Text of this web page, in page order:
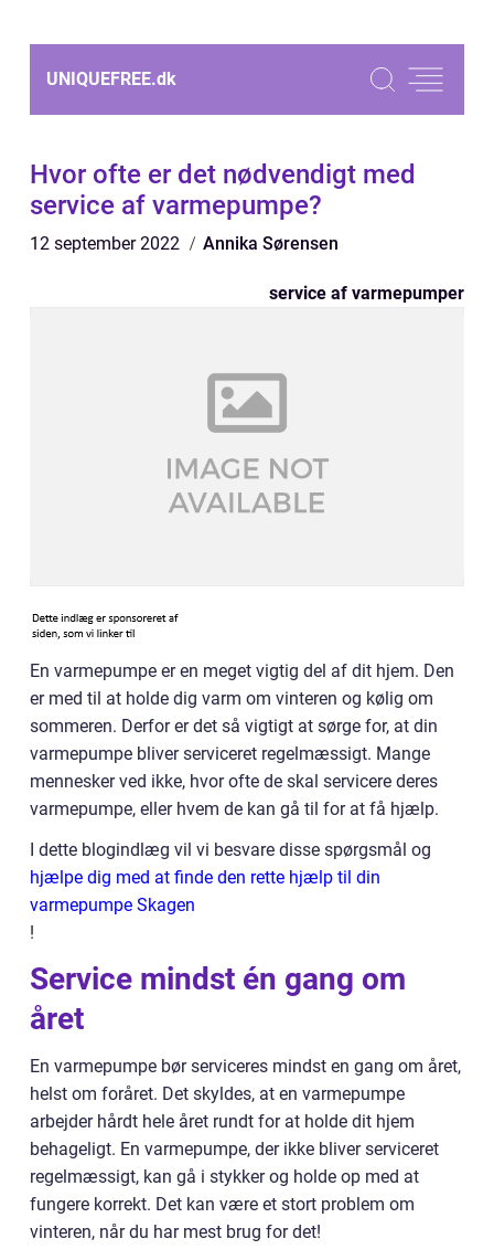
UNIQUEFREE.dk
Hvor ofte er det nødvendigt med
service af varmepumpe?
12 september 2022 Annika Sørensen
service af varmepumper
En varmepumpe er en meget vigtig del af dit hjem. Den
er med til at holde dig varm om vinteren og kølig om
sommeren. Derfor er det så vigtigt at sørge for, at din
varmepumpe bliver serviceret regelmæssigt. Mange
mennesker ved ikke, hvor ofte de skal servicere deres
varmepumpe, eller hvem de kan gå til for at få hjælp.
I dette blogindlæg vil vi besvare disse spørgsmål og
hjælpe dig med at finde den rette hjælp til din
varmepumpe Skagen
!
Service mindst én gang om
året
En varmepumpe bør serviceres mindst en gang om året,
helst om foråret. Det skyldes, at en varmepumpe
arbejder hårdt hele året rundt for at holde dit hjem
behageligt. En varmepumpe, der ikke bliver serviceret
regelmæssigt, kan gå i stykker og holde op med at
fungere korrekt. Det kan være et stort problem om
vinteren, når du har mest brug for det!